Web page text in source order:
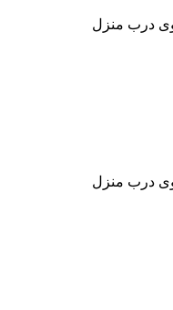
درب منزل
درب منزل